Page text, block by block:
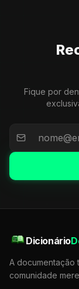
Fique por
Dicionário
A documentação
comunidade